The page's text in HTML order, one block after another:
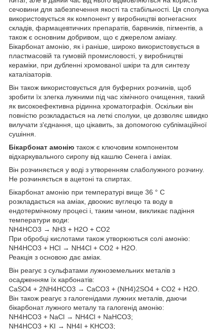
сечовини для забезпечення якості та стабільності. Ця сполука
використовується як компонент у виробництві вогнегасних
складів, фармацевтичних препаратів, барвників, пігментів, а
також є основним добривом, що є джерелом аміаку.
Бікарбонат амонію, як і раніше, широко використовується в
пластмасовій та гумовій промисловості, у виробництві
кераміки, при дубленні хромованої шкіри та для синтезу
каталізаторів.
Він також використовується для буферних розчинів, щоб
зробити їх злегка лужними під час хімічного очищення, такий
як високоефективна рідинна хроматографія. Оскільки він
повністю розкладається на леткі сполуки, це дозволяє швидко
вилучати з'єднання, що цікавить, за допомогою сублімаційної
сушіння.
Бікарбонат амонію також є ключовим компонентом
відхаркувального сиропу від кашлю Сенега і аміак.
Він розчиняється у воді з утворенням слаболужного розчину.
Не розчиняється в ацетоні та спиртах.
Бікарбонат амонію при температурі вище 36 ° C
розкладається на аміак, двоокис вуглецю та воду в
ендотермічному процесі і, таким чином, викликає падіння
температури води:
NH4HCO3 → NH3 + H2O + CO2
При обробці кислотами також утворюються солі амонію:
NH4HCO3 + HCl → NH4Cl + CO2 + H2O.
Реакція з основою дає аміак.
Він реагує з сульфатами лужноземельних металів з
осадженням їх карбонатів:
CaSO4 + 2NH4HCO3 → CaCO3 + (NH4)2SO4 + CO2 + H2O.
Він також реагує з галогенідами лужних металів, даючи
бікарбонат лужного металу та галогенід амонію:
NH4HCO3 + NaCl → NH4Cl + NaHCO3;
NH4HCO3 + KI → NH4I + KHCO3;